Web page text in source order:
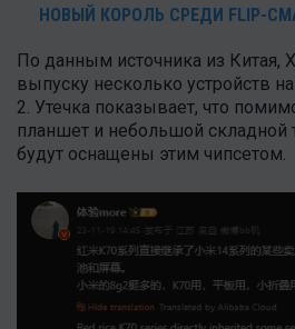
НОВЫЙ КОРОЛЬ СРЕДИ FLIP-
По данным источника из Китая,
выпуску несколько устройств
2. Утечка показывает, что
планшет и небольшой складной
будут оснащены этим чипсетом.